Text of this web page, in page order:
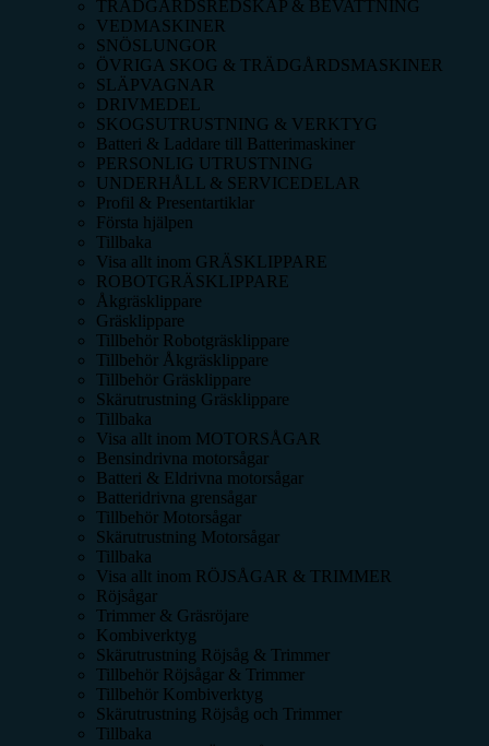
TRÄDGÅRDSREDSKAP & BEVATTNING
VEDMASKINER
SNÖSLUNGOR
ÖVRIGA SKOG & TRÄDGÅRDSMASKINER
SLÄPVAGNAR
DRIVMEDEL
SKOGSUTRUSTNING & VERKTYG
Batteri & Laddare till Batterimaskiner
PERSONLIG UTRUSTNING
UNDERHÅLL & SERVICEDELAR
Profil & Presentartiklar
Första hjälpen
Tillbaka
Visa allt inom GRÄSKLIPPARE
ROBOTGRÄSKLIPPARE
Åkgräsklippare
Gräsklippare
Tillbehör Robotgräsklippare
Tillbehör Åkgräsklippare
Tillbehör Gräsklippare
Skärutrustning Gräsklippare
Tillbaka
Visa allt inom MOTORSÅGAR
Bensindrivna motorsågar
Batteri & Eldrivna motorsågar
Batteridrivna grensågar
Tillbehör Motorsågar
Skärutrustning Motorsågar
Tillbaka
Visa allt inom RÖJSÅGAR & TRIMMER
Röjsågar
Trimmer & Gräsröjare
Kombiverktyg
Skärutrustning Röjsåg & Trimmer
Tillbehör Röjsågar & Trimmer
Tillbehör Kombiverktyg
Skärutrustning Röjsåg och Trimmer
Tillbaka